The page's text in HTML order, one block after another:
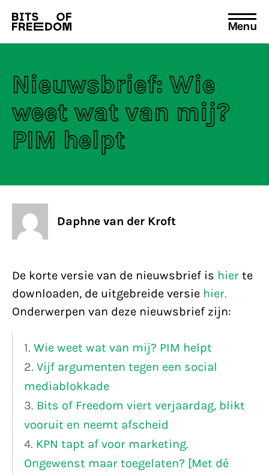
Search
for:
Menu
Nieuwsbrief: Wie
weet wat van mij?
PIM helpt
Daphne van der Kroft
De korte versie van de nieuwsbrief is hier te
downloaden, de uitgebreide versie hier.
Onderwerpen van deze nieuwsbrief zijn:
1. Wie weet wat van mij? PIM helpt
2. Vijf argumenten tegen een social
mediablokkade
3. Bits of Freedom viert verjaardag, blikt
vooruit en neemt afscheid
4. KPN tapt af voor marketing.
Ongewenst maar toegelaten? [Met dé